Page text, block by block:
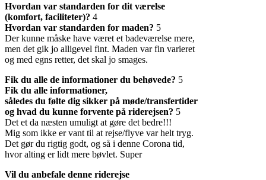
Hvordan var standarden for dit værelse
(komfort, faciliteter)? 4
Hvordan var standarden for maden? 5
Der kunne måske have været et badeværelse mere,
men det gik jo alligevel fint. Maden var fin varieret
og med egns retter, det skal jo smages.
Fik du alle de informationer du behøvede? 5
Fik du alle informationer,
således du følte dig sikker på møde/transfertider
og hvad du kunne forvente på riderejsen? 5
Det et da næsten umuligt at gøre det bedre!!!
Mig som ikke er vant til at rejse/flyve var helt tryg.
Det gør du rigtig godt, og så i denne Corona tid,
hvor alting er lidt mere bøvlet. Super
Vil du anbefale denne riderejse